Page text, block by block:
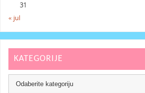
31
« jul
KATEGORIJE